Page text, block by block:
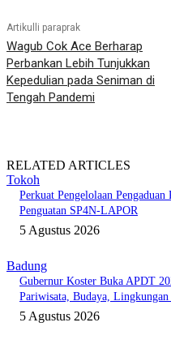
Artikulli paraprak
Wagub Cok Ace Berharap
Perbankan Lebih Tunjukkan
Kepedulian pada Seniman di
Tengah Pandemi
RELATED ARTICLES
Tokoh
Perkuat Pengelolaan
Penguatan SP4N-LAPOR
5 Agustus 2026
Badung
Gubernur Koster Buka APDT
Pariwisata, Budaya,
5 Agustus 2026